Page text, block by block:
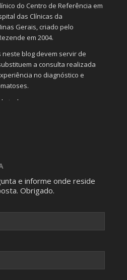
do Centro de Referência em
das Clínicas da
Gerais, criado pelo
em 2004.
blog devem servir de
a consulta realizada
no diagnóstico e
todas as pessoas que
e informe onde reside
Obrigado.